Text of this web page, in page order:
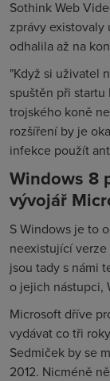
Sothink Web
zprávy
odhalila až na
"Když si uživatel
spuštěn při
trojského koně
rozšíření by je
infekce použít
Windows 8
vývojář
S Windows je to
neexistující
jsou tady s námi
o jejich nástupci,
Microsoft dříve
vydávat co tři
Sedmiček by se
2012. Nicméně